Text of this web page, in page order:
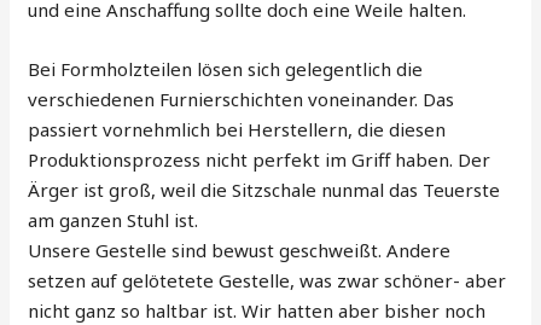
und eine Anschaffung sollte doch eine Weile halten.
Bei Formholzteilen lösen sich gelegentlich die
verschiedenen Furnierschichten voneinander. Das
passiert vornehmlich bei Herstellern, die diesen
Produktionsprozess nicht perfekt im Griff haben. Der
Ärger ist groß, weil die Sitzschale nunmal das Teuerste
am ganzen Stuhl ist.
Unsere Gestelle sind bewust geschweißt. Andere
setzen auf gelötetete Gestelle, was zwar schöner- aber
nicht ganz so haltbar ist. Wir hatten aber bisher noch